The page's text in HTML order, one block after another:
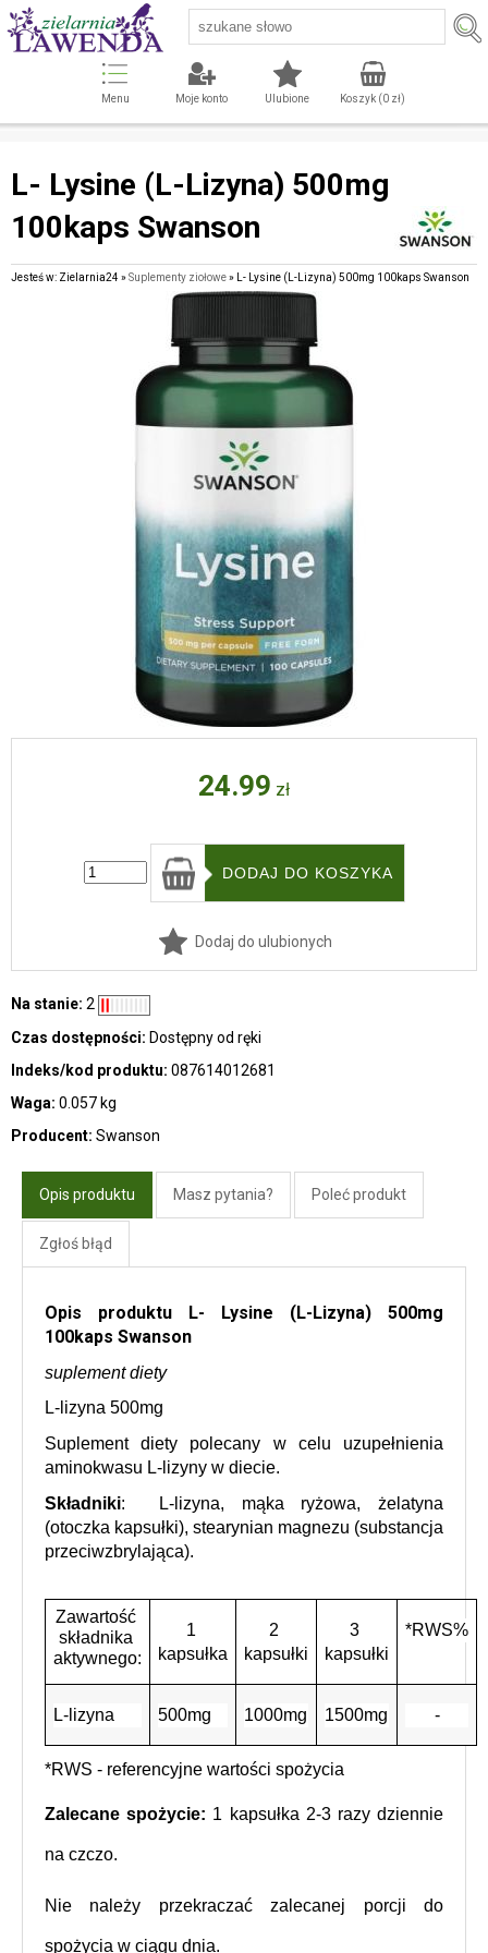
Menu Moje konto Ulubione Koszyk (0zł)
L- Lysine (L-Lizyna) 500mg
100kaps Swanson
Jesteś w: Zielarnia24 »Suplementy ziołowe» L- Lysine (L-Lizyna) 500mg 100kaps Swanson
24.99 zł
Dodaj do ulubionych
Na stanie: 2
Czas dostępności: Dostępny od ręki
Indeks/kod produktu: 087614012681
Waga: 0.057 kg
Producent: Swanson
Opis produktu Masz pytania? Poleć produkt
Zgłoś błąd
Opis produktu L- Lysine (L-Lizyna) 500mg
100kaps Swanson
suplement diety
L-lizyna 500mg
Suplement diety polecany w celu uzupełnienia
aminokwasu L-lizyny w diecie.
Składniki:
L-lizyna, mąka ryżowa, żelatyna
(otoczka kapsułki), stearynian magnezu (substancja
przeciwzbrylająca).
Zawartość
składnika
aktywnego:
1
kapsułka
2
kapsułki
3
kapsułki
*RWS%
L-lizyna 500mg 1000mg 1500mg -
*RWS - referencyjne wartości spożycia
Zalecane spożycie: 1 kapsułka 2-3 razy dziennie
na czczo.
Nie należy przekraczać zalecanej porcji do
spożycia w ciągu dnia.